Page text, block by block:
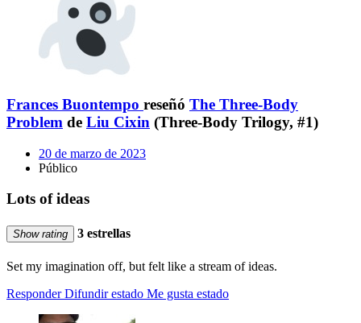
Frances Buontempo reseñó The Three-Body
Problem de Liu Cixin (Three-Body Trilogy, #1)
20 de marzo de 2023
Público
Lots of ideas
Show rating 3 estrellas
Set my imagination off, but felt like a stream of ideas.
Responder Difundir estado Me gusta estado